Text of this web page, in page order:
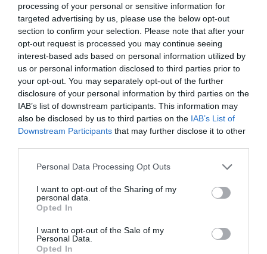
processing of your personal or sensitive information for
targeted advertising by us, please use the below opt-out
section to confirm your selection. Please note that after your
opt-out request is processed you may continue seeing
interest-based ads based on personal information utilized by
us or personal information disclosed to third parties prior to
your opt-out. You may separately opt-out of the further
disclosure of your personal information by third parties on the
IAB’s list of downstream participants. This information may
also be disclosed by us to third parties on the IAB’s List of
Downstream Participants that may further disclose it to other
Personal Data Processing Opt Outs
I want to opt-out of the Sharing of my
personal data.
Opted In
I want to opt-out of the Sale of my
Personal Data.
Opted In
Νεαροί κινδύνεψαν όταν
τρύπησε το κανό τους ενώ
έπλεαν στη θάλασσα της
Λεμεσού
Ρόδος: Η ανακοίνωση του
Λιμενικού για την
τραγωδία με τους δύο
ανήλικους νεκρούς σε
parasailing
Κακοκαιρία «Ιανός»: Πήγαν
να κάνουν σερφ στην
παραλία του Λαγανά
«Σήκωσε» μέχρι και
κόστος της επιχείρησης